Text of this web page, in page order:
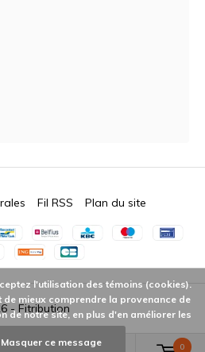
0
- Fitribution
Fil RSS Plan du site
l'utilisation des témoins (cookies).
de mieux comprendre la provenance de
de notre site, en plus d'en améliorer les
Masquer ce message